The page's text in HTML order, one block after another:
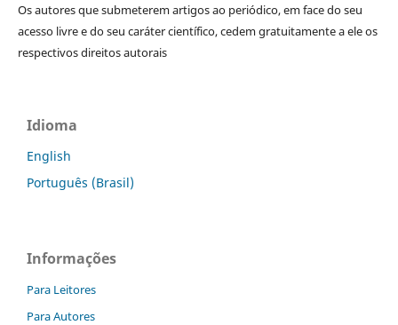
Os autores que submeterem artigos ao periódico, em face do seu
acesso livre e do seu caráter científico, cedem gratuitamente a ele os
respectivos direitos autorais
Idioma
English
Português (Brasil)
Informações
Para Leitores
Para Autores